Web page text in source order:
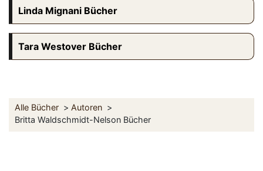
Linda Mignani Bücher
Tara Westover Bücher
Alle Bücher
Autoren
Britta Waldschmidt-Nelson Bücher